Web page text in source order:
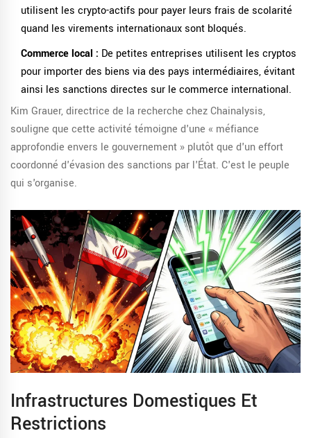
utilisent les crypto-actifs pour payer leurs frais de scolarité
quand les virements internationaux sont bloqués.
Commerce local : De petites entreprises utilisent les cryptos
pour importer des biens via des pays intermédiaires, évitant
ainsi les sanctions directes sur le commerce international.
Kim Grauer, directrice de la recherche chez Chainalysis,
souligne que cette activité témoigne d'une « méfiance
approfondie envers le gouvernement » plutôt que d'un effort
coordonné d'évasion des sanctions par l'État. C'est le peuple
qui s'organise.
Infrastructures Domestiques Et
Restrictions